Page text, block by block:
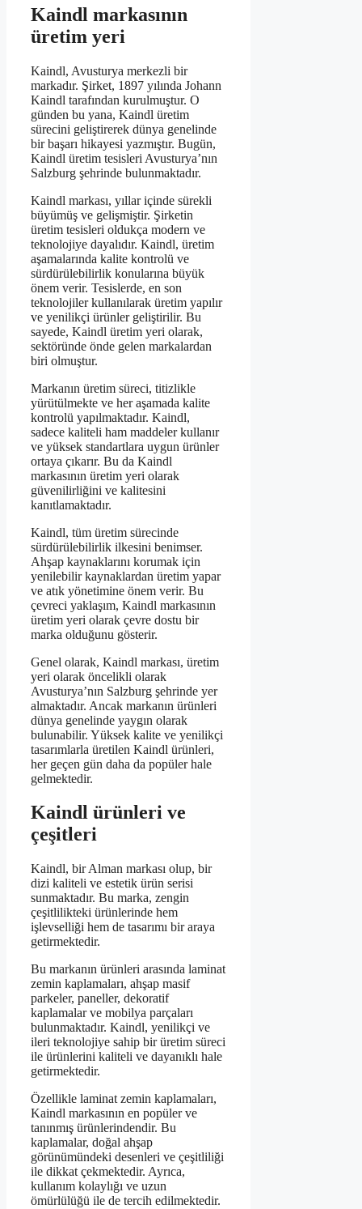
Kaindl markasının
üretim yeri
Kaindl, Avusturya merkezli bir
markadır. Şirket, 1897 yılında Johann
Kaindl tarafından kurulmuştur. O
günden bu yana, Kaindl üretim
sürecini geliştirerek dünya genelinde
bir başarı hikayesi yazmıştır. Bugün,
Kaindl üretim tesisleri Avusturya’nın
Salzburg şehrinde bulunmaktadır.
Kaindl markası, yıllar içinde sürekli
büyümüş ve gelişmiştir. Şirketin
üretim tesisleri oldukça modern ve
teknolojiye dayalıdır. Kaindl, üretim
aşamalarında kalite kontrolü ve
sürdürülebilirlik konularına büyük
önem verir. Tesislerde, en son
teknolojiler kullanılarak üretim yapılır
ve yenilikçi ürünler geliştirilir. Bu
sayede, Kaindl üretim yeri olarak,
sektöründe önde gelen markalardan
biri olmuştur.
Markanın üretim süreci, titizlikle
yürütülmekte ve her aşamada kalite
kontrolü yapılmaktadır. Kaindl,
sadece kaliteli ham maddeler kullanır
ve yüksek standartlara uygun ürünler
ortaya çıkarır. Bu da Kaindl
markasının üretim yeri olarak
güvenilirliğini ve kalitesini
kanıtlamaktadır.
Kaindl, tüm üretim sürecinde
sürdürülebilirlik ilkesini benimser.
Ahşap kaynaklarını korumak için
yenilebilir kaynaklardan üretim yapar
ve atık yönetimine önem verir. Bu
çevreci yaklaşım, Kaindl markasının
üretim yeri olarak çevre dostu bir
marka olduğunu gösterir.
Genel olarak, Kaindl markası, üretim
yeri olarak öncelikli olarak
Avusturya’nın Salzburg şehrinde yer
almaktadır. Ancak markanın ürünleri
dünya genelinde yaygın olarak
bulunabilir. Yüksek kalite ve yenilikçi
tasarımlarla üretilen Kaindl ürünleri,
her geçen gün daha da popüler hale
gelmektedir.
Kaindl ürünleri ve
çeşitleri
Kaindl, bir Alman markası olup, bir
dizi kaliteli ve estetik ürün serisi
sunmaktadır. Bu marka, zengin
çeşitlilikteki ürünlerinde hem
işlevselliği hem de tasarımı bir araya
getirmektedir.
Bu markanın ürünleri arasında laminat
zemin kaplamaları, ahşap masif
parkeler, paneller, dekoratif
kaplamalar ve mobilya parçaları
bulunmaktadır. Kaindl, yenilikçi ve
ileri teknolojiye sahip bir üretim süreci
ile ürünlerini kaliteli ve dayanıklı hale
getirmektedir.
Özellikle laminat zemin kaplamaları,
Kaindl markasının en popüler ve
tanınmış ürünlerindendir. Bu
kaplamalar, doğal ahşap
görünümündeki desenleri ve çeşitliliği
ile dikkat çekmektedir. Ayrıca,
kullanım kolaylığı ve uzun
ömürlülüğü ile de tercih edilmektedir.